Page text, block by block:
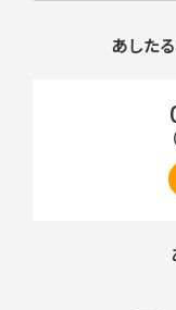
あした